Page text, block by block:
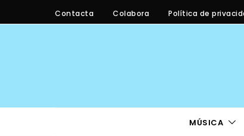
Contacta Colabora Política de
MÚSICA